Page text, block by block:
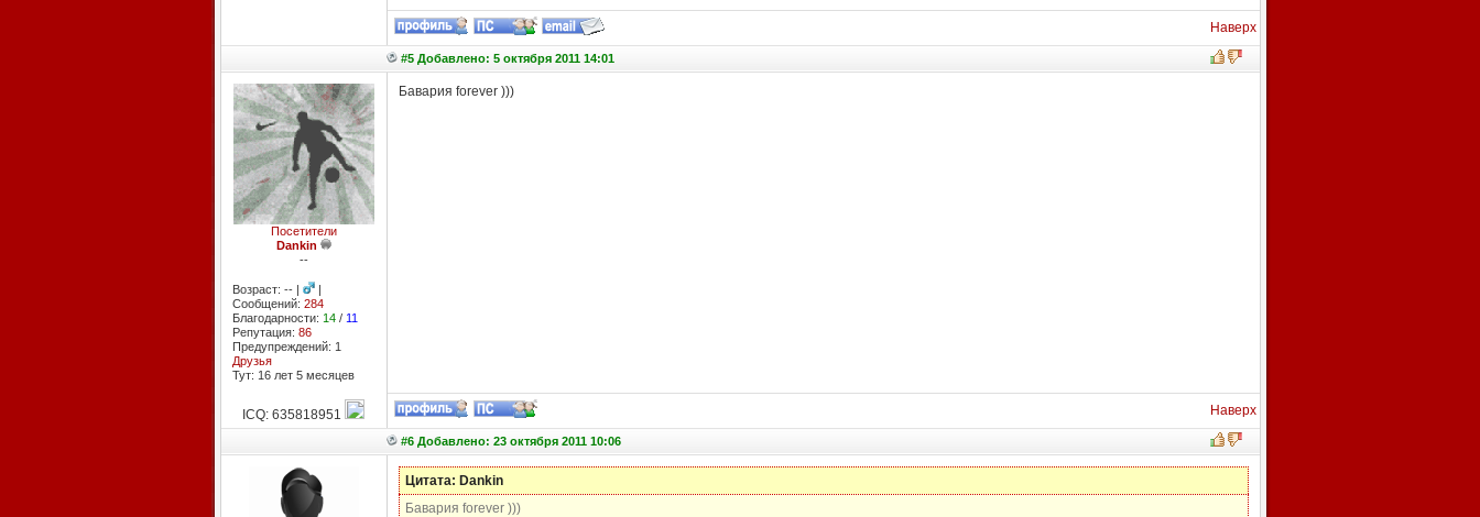
Наверх
#5 Добавлено: 5 октября 2011 14:01
Посетители
Dankin
--
Возраст: -- |
|
Сообщений: 284
Благодарности: 14/ 11
Репутация: 86
Предупреждений: 1
Друзья
Тут: 16 лет 5 месяцев
Бавария forever )))
ICQ: 635818951 Наверх
#6 Добавлено: 23 октября 2011 10:06
Цитата: Dankin
Бавария forever )))